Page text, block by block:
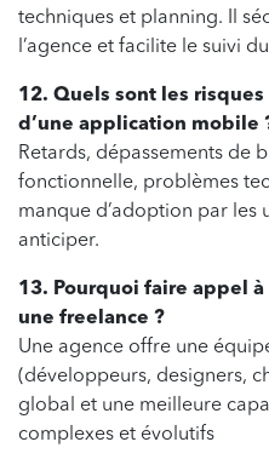
techniques et planning. Il
l’agence et facilite le suivi
12. Quels sont les
d’une application mobile
Retards, dépassements de
fonctionnelle, problèmes
manque d’adoption par les
anticiper.
13. Pourquoi faire appel
une freelance ?
Une agence offre une
(développeurs, designers,
global et une meilleure
complexes et évolutifs